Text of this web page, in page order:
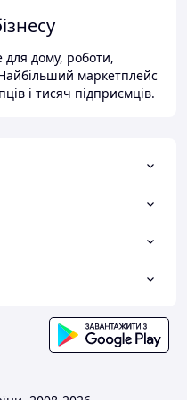
для дому, роботи,
Найбільший маркетплейс
і тисяч підприємців.